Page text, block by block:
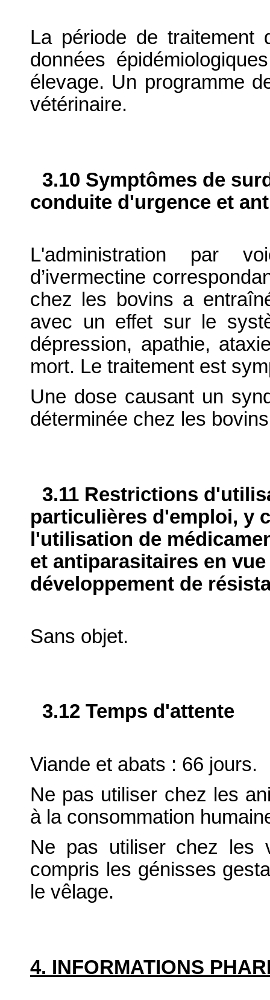
La période de traitement
données
élevage. Un programme
vétérinaire.
3.10 Symptômes de
conduite d'urgence et
L'administration par
d’ivermectine
chez les bovins a
avec un effet sur le
dépression, apathie,
mort. Le traitement est
Une dose causant un
déterminée chez les
3.11 Restrictions
particulières d'emploi, y
l'utilisation de
et antiparasitaires en
développement de
Sans objet.
3.12 Temps d'attente
Viande et abats : 66 jours.
Ne pas utiliser chez les
à la consommation
Ne pas utiliser chez les
compris les génisses
le vêlage.
4. INFORMATIONS